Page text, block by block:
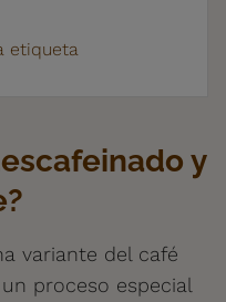
etiqueta
y
variante del café
proceso especial